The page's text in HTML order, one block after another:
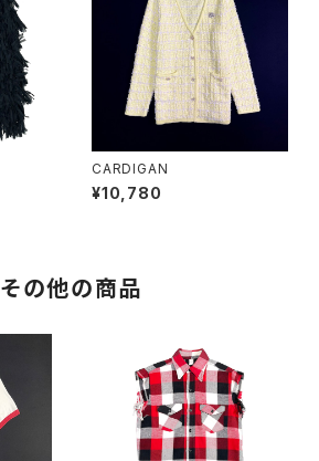
CARDIGAN
¥10,780
その他の商品